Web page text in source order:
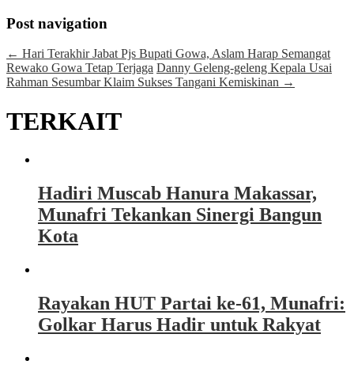
Post navigation
← Hari Terakhir Jabat Pjs Bupati Gowa, Aslam Harap Semangat
Rewako Gowa Tetap Terjaga Danny Geleng-geleng Kepala Usai
Rahman Sesumbar Klaim Sukses Tangani Kemiskinan →
TERKAIT
Hadiri Muscab Hanura Makassar,
Munafri Tekankan Sinergi Bangun
Kota
Rayakan HUT Partai ke-61, Munafri:
Golkar Harus Hadir untuk Rakyat